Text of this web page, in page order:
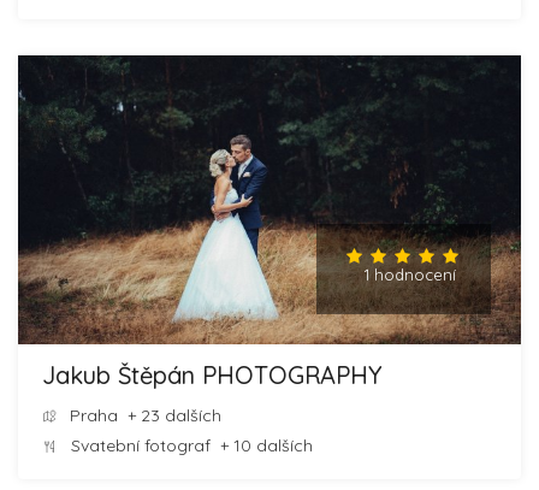
1 hodnocení
Jakub Štěpán PHOTOGRAPHY
Praha + 23 dalších
Svatební fotograf + 10 dalších